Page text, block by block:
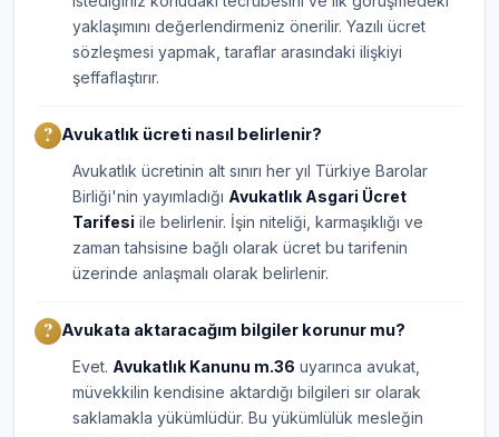
yaklaşımını değerlendirmeniz önerilir. Yazılı ücret
sözleşmesi yapmak, taraflar arasındaki ilişkiyi
şeffaflaştırır.
Avukatlık ücreti nasıl belirlenir?
Avukatlık ücretinin alt sınırı her yıl Türkiye Barolar
Birliği'nin yayımladığı Avukatlık Asgari Ücret
Tarifesi ile belirlenir. İşin niteliği, karmaşıklığı ve
zaman tahsisine bağlı olarak ücret bu tarifenin
üzerinde anlaşmalı olarak belirlenir.
Avukata aktaracağım bilgiler korunur mu?
Evet. Avukatlık Kanunu m.36 uyarınca avukat,
müvekkilin kendisine aktardığı bilgileri sır olarak
saklamakla yükümlüdür. Bu yükümlülük mesleğin